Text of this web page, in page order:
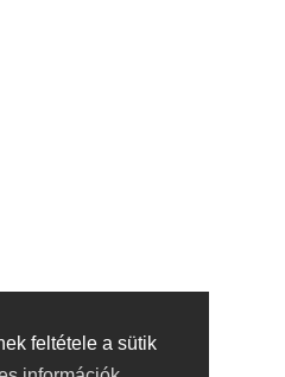
feltétele a sütik